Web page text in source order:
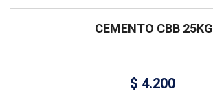
CEMENTO CBB 25KG
$ 4.200